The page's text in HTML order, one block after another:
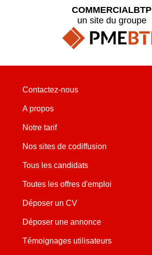
COMMERCIALBTP
un site du groupe
Contactez-nous
A propos
Notre tarif
Nos sites de codiffusion
Tous les candidats
Toutes les offres d'emploi
Déposer un CV
Déposer une annonce
Témoignages utilisateurs